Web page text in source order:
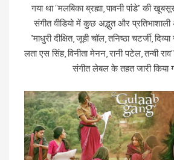
गया था "मलबिका ब्रह्मा, पावनी पांडे" की
संगीत वीडियो में कुछ अद्भुत और
"माधुरी दीक्षित, जूही चॉल, तनिष्ठा चटर्जी,
लता एस सिंह, विनीता मेनन, रानी पटेल, तन्वी
संगीत लेबल के तहत जारी किया